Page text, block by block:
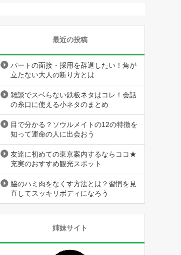
最近の投稿
パートの面接・採用を辞退したい！角が
立たない大人の断り方とは
雑談でスベらない鉄板ネタはコレ！会話
の糸口に使える小ネタのまとめ
目で分かる？ソウルメイトの12の特徴を
知って運命の人に出会おう
友達に初めての東京案内するならココ★
充実のおすすめ観光スポット
脇のハミ肉をなくす方法とは？習慣を見
直してスッキリボディになろう
姉妹サイト